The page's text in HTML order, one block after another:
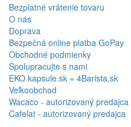
Bezplatné vrátenie tovaru
O nás
Doprava
Bezpečná online platba GoPay
Obchodné podmienky
Spolupracujte s nami
EKO kapsule.sk = 4Barista.sk
Veľkoobchod
Wacaco - autorizovaný predajca
Cafelat - autorizovaný predajca